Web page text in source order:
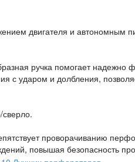
двигателя и автономным
ручка помогает надежно
с ударом и долбления,
проворачиванию
повышая безопасность